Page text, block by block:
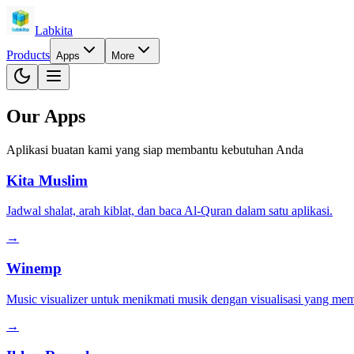
Labkita
Products Apps More
Our Apps
Aplikasi buatan kami yang siap membantu kebutuhan Anda
Kita Muslim
Jadwal shalat, arah kiblat, dan baca Al-Quran dalam satu aplikasi.
→
Winemp
Music visualizer untuk menikmati musik dengan visualisasi yang
→